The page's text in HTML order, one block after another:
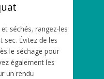
séchés, rangez-les
sec. Évitez de les
le séchage pour
également les
un rendu